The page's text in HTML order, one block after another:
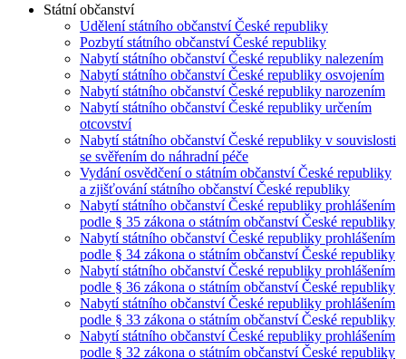
Státní občanství
Udělení státního občanství České republiky
Pozbytí státního občanství České republiky
Nabytí státního občanství České republiky nalezením
Nabytí státního občanství České republiky osvojením
Nabytí státního občanství České republiky narozením
Nabytí státního občanství České republiky určením
otcovství
Nabytí státního občanství České republiky v souvislosti
se svěřením do náhradní péče
Vydání osvědčení o státním občanství České republiky
a zjišťování státního občanství České republiky
Nabytí státního občanství České republiky prohlášením
podle § 35 zákona o státním občanství České republiky
Nabytí státního občanství České republiky prohlášením
podle § 34 zákona o státním občanství České republiky
Nabytí státního občanství České republiky prohlášením
podle § 36 zákona o státním občanství České republiky
Nabytí státního občanství České republiky prohlášením
podle § 33 zákona o státním občanství České republiky
Nabytí státního občanství České republiky prohlášením
podle § 32 zákona o státním občanství České republiky